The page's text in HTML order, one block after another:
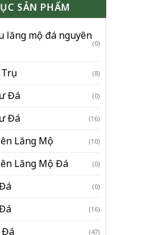
SẢN PHẨM
lăng mộ đá nguyên
(0)
(8)
Đá (0)
Đá (16)
Lăng Mộ (10)
Lăng Mộ Đá (0)
(0)
(16)
Đá (47)